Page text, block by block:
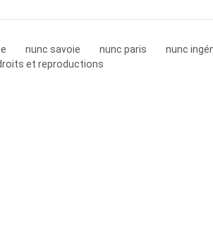
nunc savoie nunc paris
nunc
et reproductions